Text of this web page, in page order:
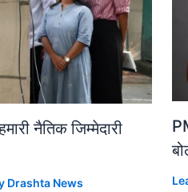
नैतिक जिम्मेदारी
Drashta News